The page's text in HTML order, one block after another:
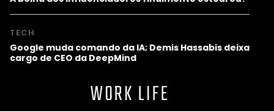
TECH
Google muda comando da IA; Demis Hassabis deixa
cargo de CEO da DeepMind
WORK LIFE